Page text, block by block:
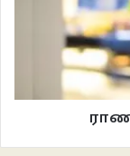
அசாதாரணத்தின்
பேழைக்குள் ஒளித்து
பேரமைதியின்
கேள்விக்கும்
வெளியின் போர்வாள்
அர்த்தத்தை
ஒரு வார்த்தையின்